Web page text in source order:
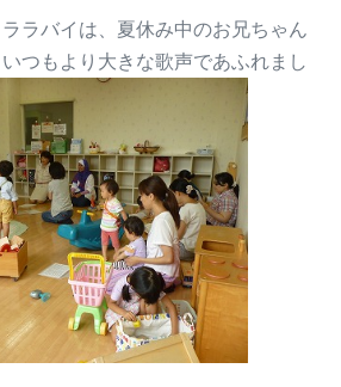
ラバイは、夏休み中のお兄ちゃん
つもより大きな歌声であふれまし